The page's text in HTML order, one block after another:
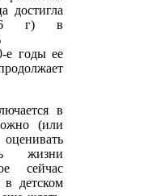
достигла
г) в
е годы ее
в
(или
жизни
сейчас
детском